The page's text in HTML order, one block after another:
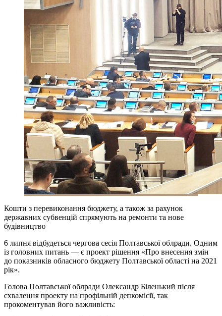
Кошти з перевиконання бюджету, а також за рахунок
державних субвенцій спрямують на ремонти та нове
будівництво
6 липня відбудеться чергова сесія Полтавської облради. Одним
із головних питань — є проект рішення «Про внесення змін
до показників обласного бюджету Полтавської області на 2021
рік».
Голова Полтавської облради Олександр Біленький після
схвалення проекту на профільній депкомісії, так
прокоментував його важливість: